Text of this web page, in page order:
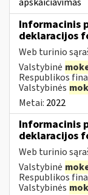
Informacinis
deklaracijos
Web turinio
Valstybinė
Respublikos
Valstybinės
Metai: 2022
Informacinis
deklaracijos
Web turinio
Valstybinė
Respublikos
Valstybinės